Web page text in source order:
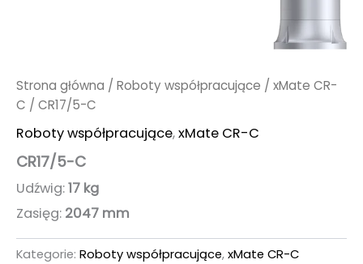
Strona główna / Roboty współpracujące / xMate CR-
C / CR17/5-C
Roboty współpracujące,xMate CR-C
CR17/5-C
Udźwig:17 kg
Zasięg: 2047 mm
Kategorie: Roboty współpracujące,xMate CR-C